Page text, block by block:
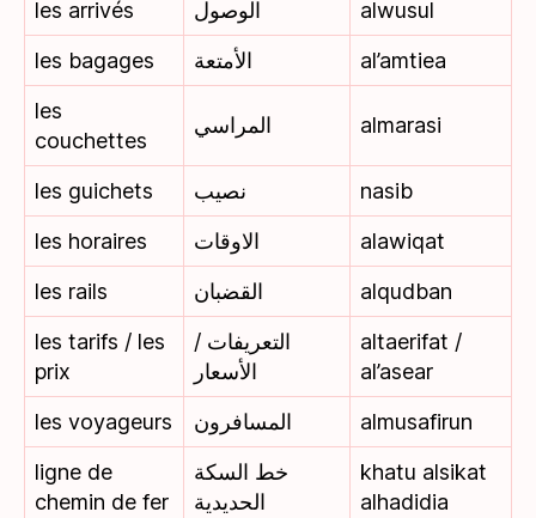
les arrivés
الوصول
alwusul
les bagages
الأمتعة
al’amtiea
les
couchettes
المراسي almarasi
les guichets نصيب
nasib
les horaires
الاوقات
alawiqat
les rails
القضبان
alqudban
les tarifs / les
prix
التعريفات /
الأسعار
altaerifat /
al’asear
les voyageurs
المسافرون
almusafirun
ligne de
chemin de fer
خط السكة
الحديدية
khatu alsikat
alhadidia